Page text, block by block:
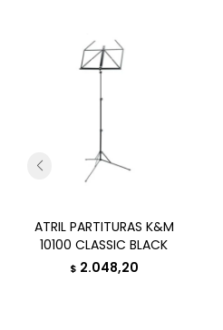
ATRIL PARTITURAS K&M
10100 CLASSIC BLACK
$ 2.048,20